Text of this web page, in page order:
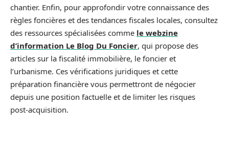
chantier. Enfin, pour approfondir votre connaissance des
règles foncières et des tendances fiscales locales, consultez
des ressources spécialisées comme le webzine
d’information Le Blog Du Foncier, qui propose des
articles sur la fiscalité immobilière, le foncier et
l’urbanisme. Ces vérifications juridiques et cette
préparation financière vous permettront de négocier
depuis une position factuelle et de limiter les risques
post‑acquisition.